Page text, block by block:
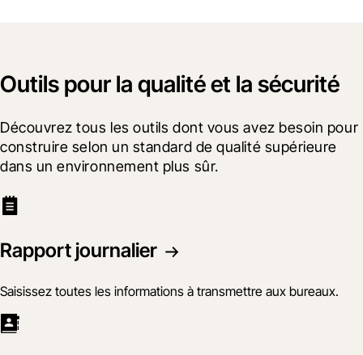
Outils pour la qualité et la sécurité
Découvrez tous les outils dont vous avez besoin pour
construire selon un standard de qualité supérieure
dans un environnement plus sûr.
Rapport journalier
Saisissez toutes les informations à transmettre aux bureaux.